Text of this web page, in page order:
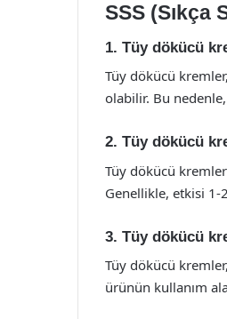
SSS (Sıkça
1. Tüy dökücü
Tüy dökücü
olabilir. Bu
2. Tüy dökücü
Tüy dökücü
Genellikle, etkisi 1-
3. Tüy dökücü
Tüy dökücü
ürünün kullanım